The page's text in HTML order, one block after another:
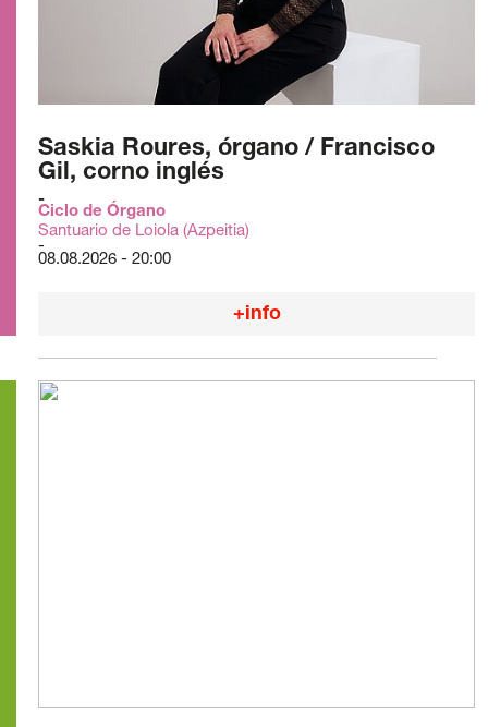
Saskia Roures, órgano / Francisco
Gil, corno inglés
Ciclo de Órgano
Santuario de Loiola (Azpeitia)
08.08.2026 - 20:00
+info